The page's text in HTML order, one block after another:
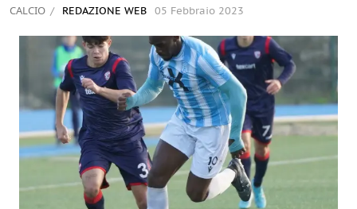
CALCIO REDAZIONE WEB 05 Febbraio 2023